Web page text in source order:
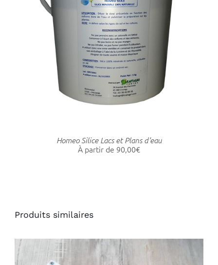
CHOIX DES OPTIONSCE
PRODUIT
A
PLUSIEURS
VARIATIONS.
LES
OPTIONS
PEUVENT
SUR
LA
/
Homeo Silice Lacs et Plans d’eau
À partir de 90,00€
Produits similaires